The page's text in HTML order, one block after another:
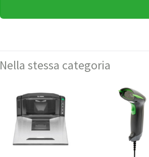
Nella stessa categoria